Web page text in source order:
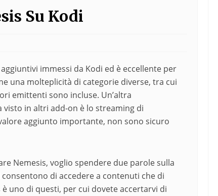
Su Kodi
immessi da Kodi ed è eccellente per
una molteplicità di categorie diverse, tra cui
emittenti sono incluse. Un’altra
in altri add-on è lo streaming di
aggiunto importante, non sono sicuro
Nemesis, voglio spendere due parole sulla
di accedere a contenuti che di
uno di questi, per cui dovete accertarvi di